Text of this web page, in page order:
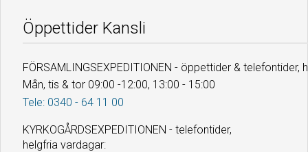
Öppettider Kansli
FÖRSAMLINGSEXPEDITIONEN - öppettider & telefontider,
Mån, tis & tor 09:00 -12:00, 13:00 - 15:00
Tele: 0340 - 64 11 00
KYRKOGÅRDSEXPEDITIONEN - telefontider,
helgfria vardagar: